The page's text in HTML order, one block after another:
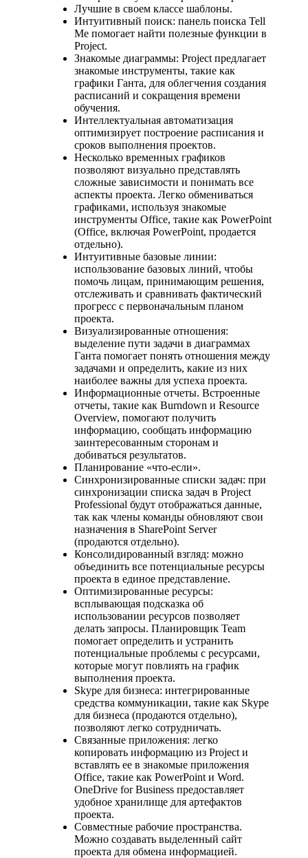
Лучшие в своем классе шаблоны.
Интуитивный поиск: панель поиска Tell
Me помогает найти полезные функции в
Project.
Знакомые диаграммы: Project предлагает
знакомые инструменты, такие как
графики Ганта, для облегчения создания
расписаний и сокращения времени
обучения.
Интеллектуальная автоматизация
оптимизирует построение расписания и
сроков выполнения проектов.
Несколько временных графиков
позволяют визуально представлять
сложные зависимости и понимать все
аспекты проекта. Легко обмениваться
графиками, используя знакомые
инструменты Office, такие как PowerPoint
(Office, включая PowerPoint, продается
отдельно).
Интуитивные базовые линии:
использование базовых линий, чтобы
помочь лицам, принимающим решения,
отслеживать и сравнивать фактический
прогресс с первоначальным планом
проекта.
Визуализированные отношения:
выделение пути задачи в диаграммах
Ганта помогает понять отношения между
задачами и определить, какие из них
наиболее важны для успеха проекта.
Информационные отчеты. Встроенные
отчеты, такие как Burndown и Resource
Overview, помогают получить
информацию, сообщать информацию
заинтересованным сторонам и
добиваться результатов.
Планирование «что-если».
Синхронизированные списки задач: при
синхронизации списка задач в Project
Professional будут отображаться данные,
так как члены команды обновляют свои
назначения в SharePoint Server
(продаются отдельно).
Консолидированный взгляд: можно
объединить все потенциальные ресурсы
проекта в единое представление.
Оптимизированные ресурсы:
всплывающая подсказка об
использовании ресурсов позволяет
делать запросы. Планировщик Team
помогает определить и устранить
потенциальные проблемы с ресурсами,
которые могут повлиять на график
выполнения проекта.
Skype для бизнеса: интегрированные
средства коммуникации, такие как Skype
для бизнеса (продаются отдельно),
позволяют легко сотрудничать.
Связанные приложения: легко
копировать информацию из Project и
вставлять ее в знакомые приложения
Office, такие как PowerPoint и Word.
OneDrive for Business предоставляет
удобное хранилище для артефактов
проекта.
Совместные рабочие пространства.
Можно создавать выделенный сайт
проекта для обмена информацией.